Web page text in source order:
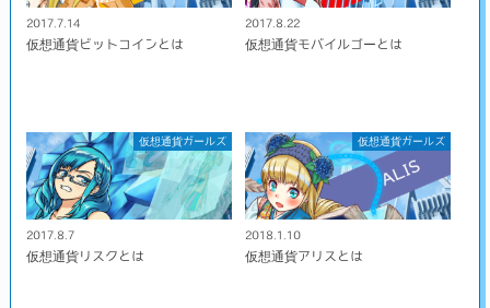
2017.7.14
仮想通貨ビットコインとは
2017.8.22
仮想通貨モバイルゴーとは
仮想通貨ガールズ
2017.8.7
仮想通貨リスクとは
仮想通貨ガールズ
2018.1.10
仮想通貨アリスとは